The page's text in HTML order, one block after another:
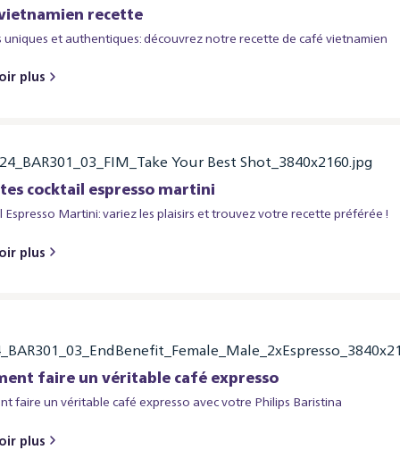
recette
uniques et authentiques : découvrez notre recette de café vietnamien
plus
cocktail espresso martini
Espresso Martini : variez les plaisirs et trouvez votre recette préférée !
plus
faire un véritable café expresso
faire un véritable café expresso avec votre Philips Baristina
plus